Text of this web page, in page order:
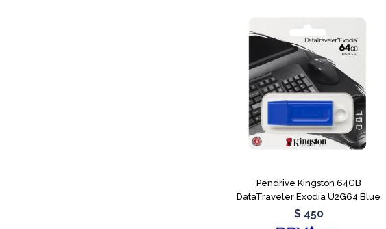
Pendrive Kingston 64GB
DataTraveler Exodia U2G64 Blue
$ 450